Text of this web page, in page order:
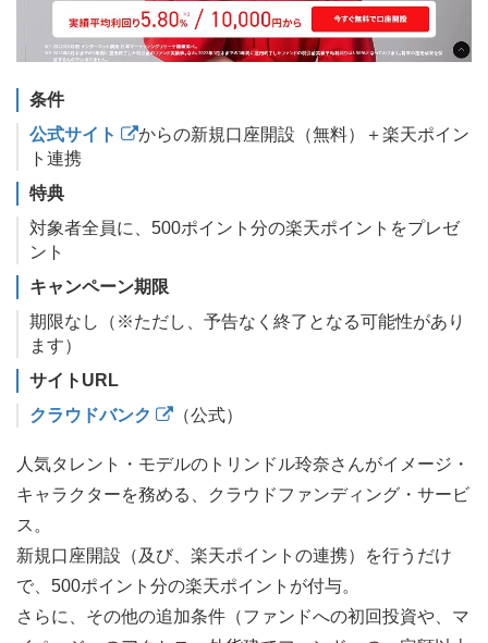
条件
公式サイト
からの新規口座開設（無料）＋楽天ポイン
ト連携
特典
対象者全員に、500ポイント分の楽天ポイントをプレゼ
ント
キャンペーン期限
期限なし（※ただし、予告なく終了となる可能性があり
ます）
サイトURL
クラウドバンク
（公式）
人気タレント・モデルのトリンドル玲奈さんがイメージ・
キャラクターを務める、クラウドファンディング・サービ
ス。
新規口座開設（及び、楽天ポイントの連携）を行うだけ
で、500ポイント分の楽天ポイントが付与。
さらに、その他の追加条件（ファンドへの初回投資や、マ